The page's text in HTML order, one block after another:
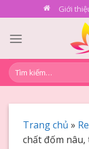
to
content
Giới
Tìm
kiếm:
Trang chủ »
chất đốm